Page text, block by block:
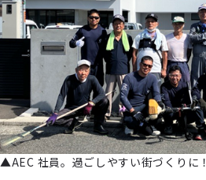
▲AEC 社員。過ごしやすい街づくりに！